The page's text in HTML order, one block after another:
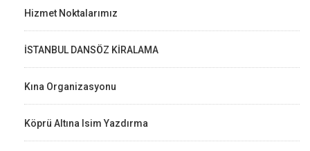
Hizmet Noktalarımız
İSTANBUL DANSÖZ KİRALAMA
Kına Organizasyonu
Köprü Altına Isim Yazdırma